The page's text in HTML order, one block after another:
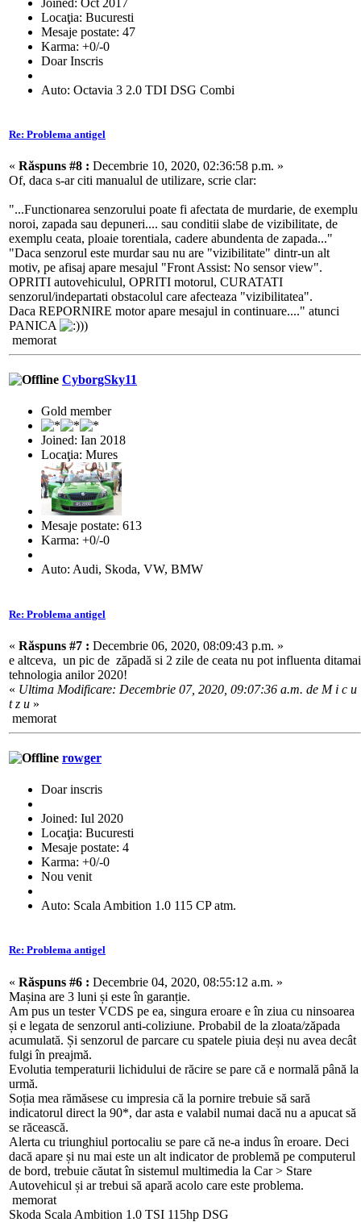
Locaţia: Bucuresti
Mesaje postate: 47
Karma: +0/-0
Doar Inscris
Auto: Octavia 3 2.0 TDI DSG Combi
Re: Problema antigel
« Răspuns #8 : Decembrie 10, 2020, 02:36:58 p.m. »
Of, daca s-ar citi manualul de utilizare, scrie clar:
"...Functionarea senzorului poate fi afectata de murdarie, de exemplu
noroi, zapada sau depuneri.... sau conditii slabe de vizibilitate, de
exemplu ceata, ploaie torentiala, cadere abundenta de zapada..."
"Daca senzorul este murdar sau nu are "vizibilitate" dintr-un alt
motiv, pe afisaj apare mesajul "Front Assist: No sensor view".
OPRITI autovehiculul, OPRITI motorul, CURATATI
senzorul/indepartati obstacolul care afecteaza "vizibilitatea".
Daca REPORNIRE motor apare mesajul in continuare...." atunci
PANICA
))
memorat
CyborgSky11
Gold member
Joined: Ian 2018
Locaţia: Mures
Mesaje postate: 613
Karma: +0/-0
Auto: Audi, Skoda, VW, BMW
Re: Problema antigel
« Răspuns #7 : Decembrie 06, 2020, 08:09:43 p.m. »
e altceva, un pic de zăpadă si 2 zile de ceata nu pot influenta ditamai
tehnologia anilor 2020!
« Ultima Modificare: Decembrie 07, 2020, 09:07:36 a.m. de M i c u
t z u »
memorat
rowger
Doar inscris
Joined: Iul 2020
Locaţia: Bucuresti
Mesaje postate: 4
Karma: +0/-0
Nou venit
Auto: Scala Ambition 1.0 115 CP atm.
Re: Problema antigel
« Răspuns #6 : Decembrie 04, 2020, 08:55:12 a.m. »
Mașina are 3 luni și este în garanție.
Am pus un tester VCDS pe ea, singura eroare e în ziua cu ninsoarea
și e legata de senzorul anti-coliziune. Probabil de la zloata/zăpada
acumulată. Și senzorul de parcare cu spatele piuia deși nu avea decât
fulgi în preajmă.
Evolutia temperaturii lichidului de răcire se pare că e normală până la
urmă.
Soția mea rămăsese cu impresia că la pornire trebuie să sară
indicatorul direct la 90*, dar asta e valabil numai dacă nu a apucat să
se răcească.
Alerta cu triunghiul portocaliu se pare că ne-a indus în eroare. Deci
dacă apare și nu mai este un alt indicator de problemă pe computerul
de bord, trebuie căutat în sistemul multimedia la Car > Stare
Autovehicul și ar trebui să apară acolo care este problema.
memorat
Skoda Scala Ambition 1.0 TSI 115hp DSG